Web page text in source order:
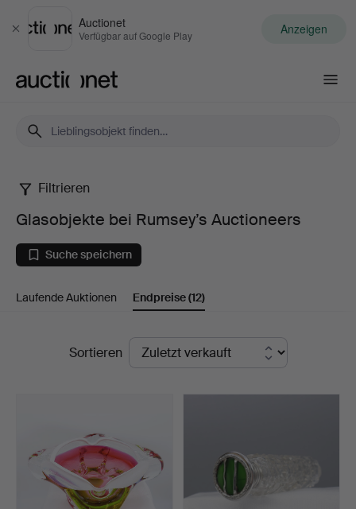
Schließen
Auctionet
Verfügbar auf Google Play Anzeigen
Glasobjekte
bei
Rumsey’s
Auctioneers
Filtrieren
Glasobjekte bei Rumsey’s Auctioneers
Suche speichern
Laufende Auktionen Endpreise(12)
EndpreiseSortieren